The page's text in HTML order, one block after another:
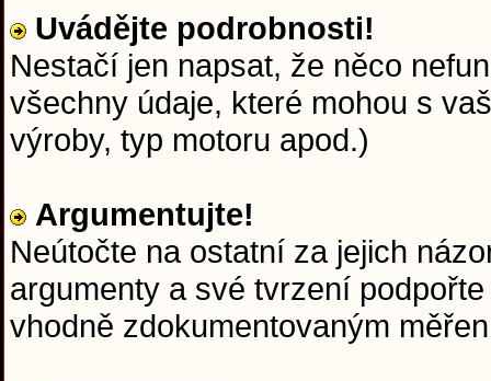
Uvádějte podrobnosti!
Nestačí jen napsat, že něco
všechny údaje, které mohou s
výroby, typ motoru apod.)
Argumentujte!
Neútočte na ostatní za jejich
argumenty a své tvrzení
vhodně zdokumentovaným